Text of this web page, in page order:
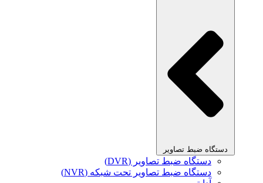
دستگاه ضبط تصاویر
دستگاه ضبط تصاویر (DVR)
دستگاه ضبط تصاویر تحت شبکه (NVR)